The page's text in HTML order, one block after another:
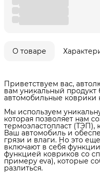
О товаре
Приветствуем вас,
вам уникальный
автомобильные коврики
Мы используем
которая позволяет нам
термоэластопласт (ТЭП),
Ваш автомобиль и
грязи и влаги. Но это
включают в себя
функцией ковриков со
примеру eva), которые
разлиться.